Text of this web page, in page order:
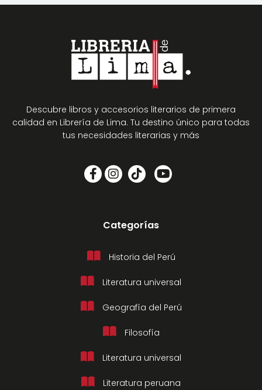
Descubre libros y accesorios literarios de primera
calidad en Librería de Lima. Tu destino único para todas
tus necesidades literarias y más
Categorías
Historia del Perú
Literatura universal
Geografía del Perú
Filosofía
Literatura universal
Literatura peruana